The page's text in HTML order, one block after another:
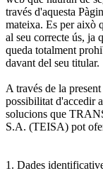
través d'aquesta
mateixa. Es per això
al seu correcte ús, ja
queda totalment
davant del seu titular.
A través de la
possibilitat d'accedir
solucions que
S.A. (TEISA) pot
1. Dades